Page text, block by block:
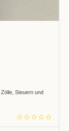
Steuern und